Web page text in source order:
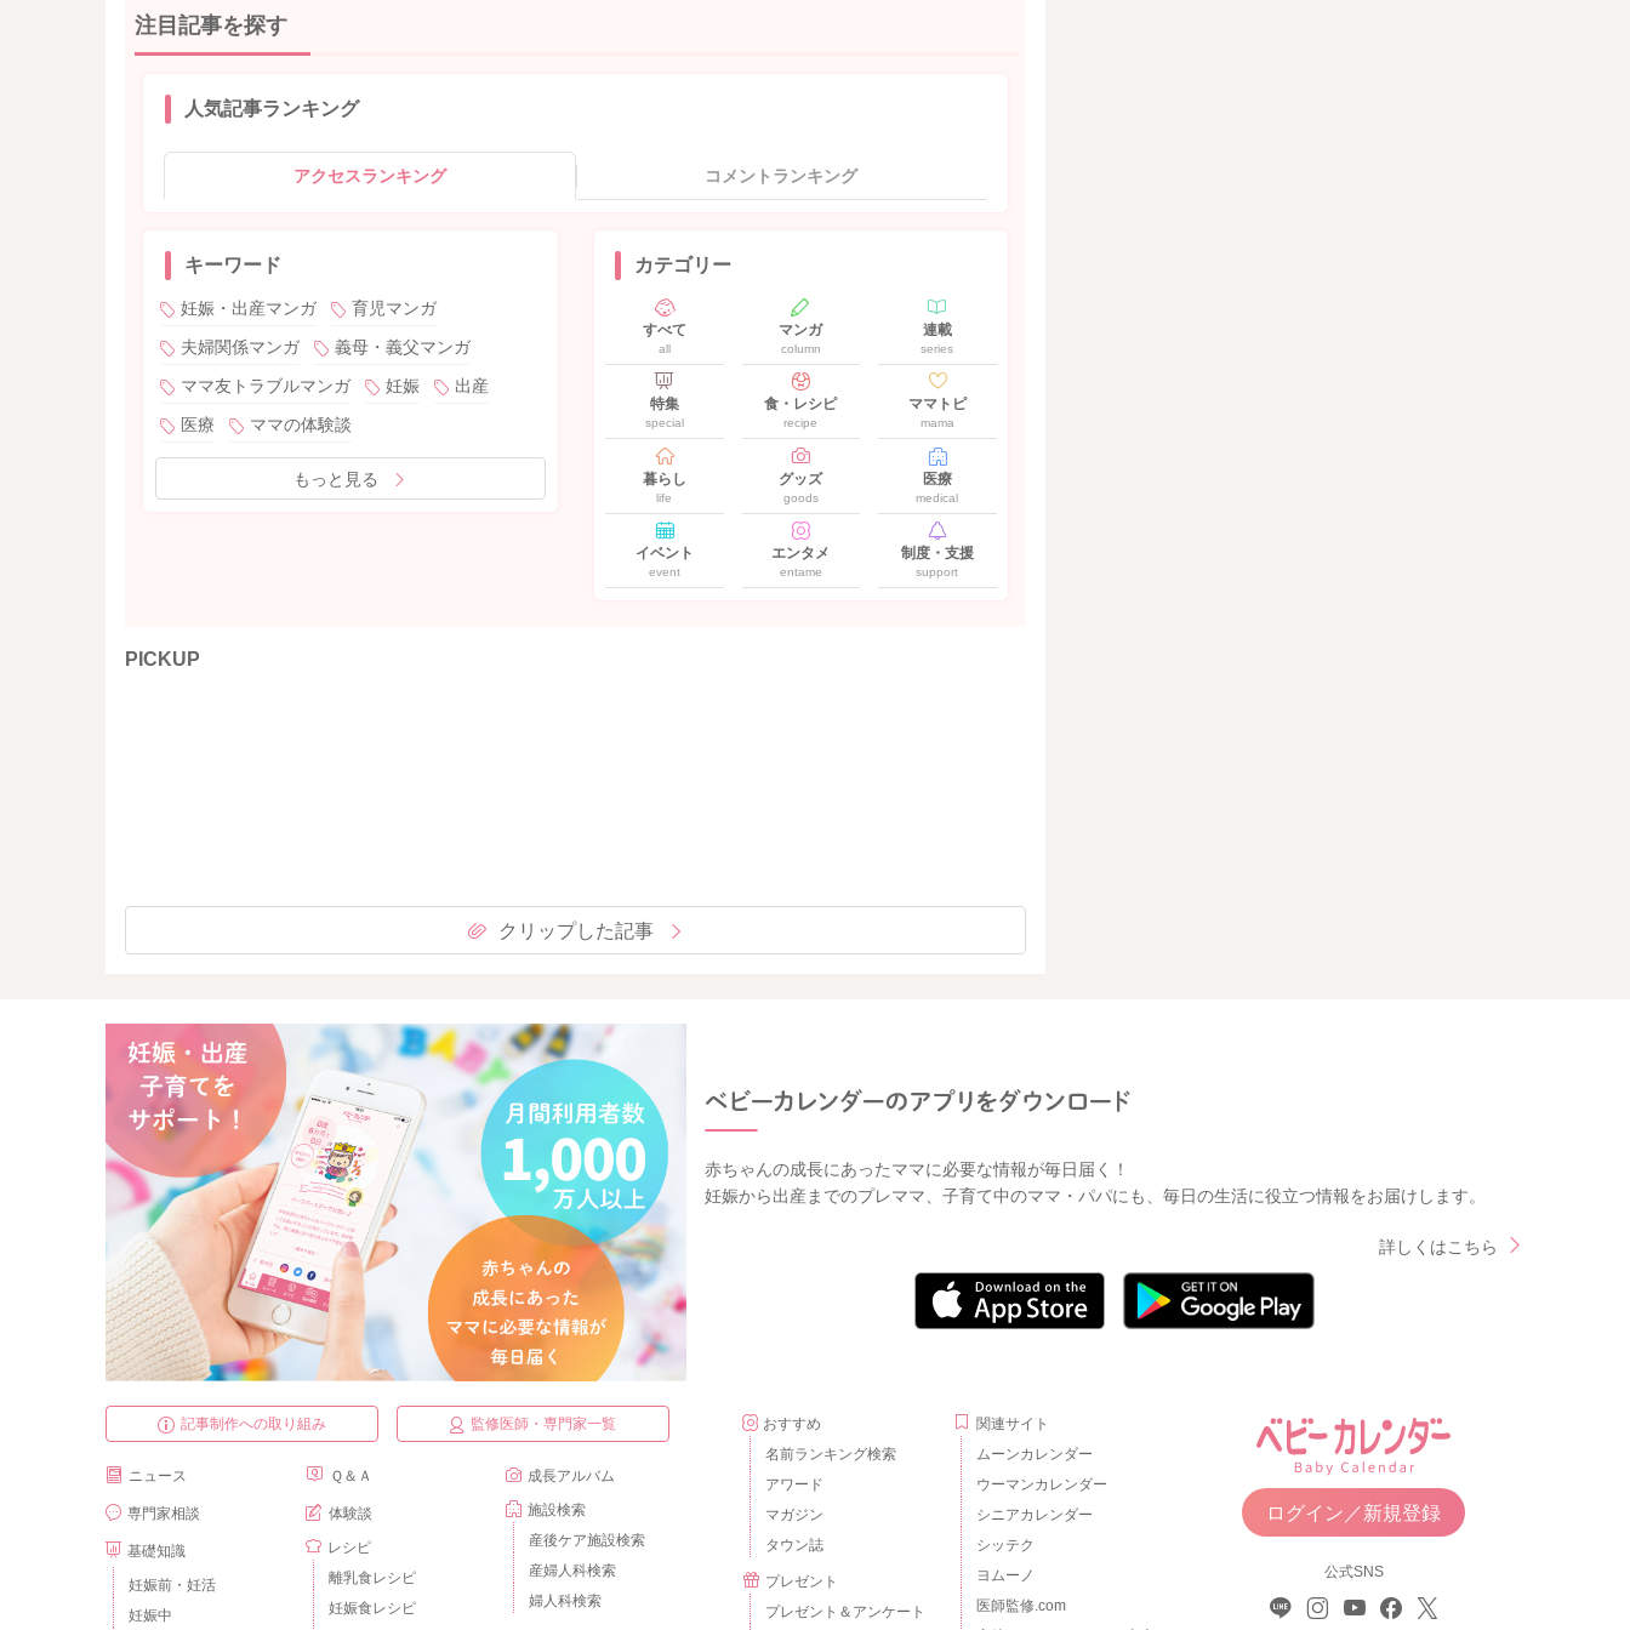
注目記事を探す
人気記事ランキング
アクセスランキング コメントランキング
キーワード
妊娠・出産マンガ
育児マンガ
夫婦関係マンガ
義母・義父マンガ
ママ友トラブルマンガ
妊娠
出産
医療
ママの体験談
もっと見る
カテゴリー
すべて
all
マンガ
column
連載
series
特集
special
食・レシピ
recipe
ママトピ
mama
暮らし
life
グッズ
goods
医療
medical
イベント
event
エンタメ
entame
制度・支援
support
PICKUP
クリップした記事
赤ちゃんの成長にあったママに必要な情報が毎日届く！
妊娠から出産までのプレママ、子育て中のママ・パパにも、毎日の生活に役立つ情報をお届けします。
詳しくはこちら
記事制作への取り組み 監修医師・専門家一覧
ニュース
専門家相談
基礎知識
妊娠前・妊活
妊娠中
Ｑ＆Ａ
体験談
レシピ
離乳食レシピ
妊娠食レシピ
成長アルバム
施設検索
産後ケア施設検索
産婦人科検索
婦人科検索
おすすめ
名前ランキング検索
アワード
マガジン
タウン誌
プレゼント
プレゼント＆アンケート
関連サイト
ムーンカレンダー
ウーマンカレンダー
シニアカレンダー
シッテク
ヨムーノ
医師監修.com
ログイン／新規登録
公式SNS